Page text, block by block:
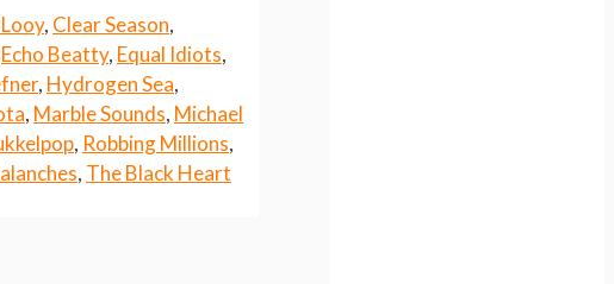
, Clear Season,
Echo Beatty, Equal Idiots,
, Hydrogen Sea,
, Marble Sounds, Michael
, Robbing Millions,
, The Black Heart